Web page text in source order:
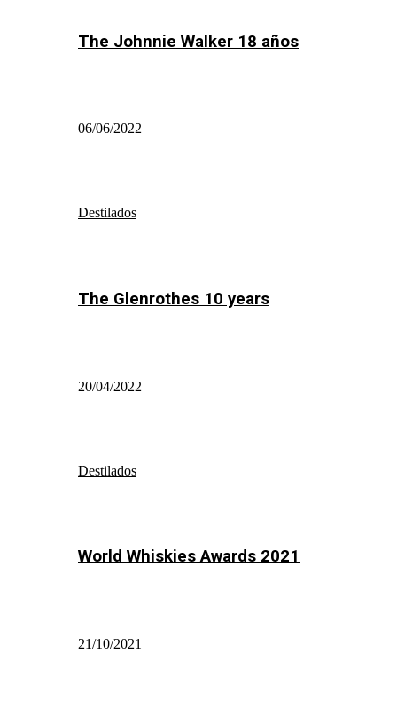
The Johnnie Walker 18 años
06/06/2022
Destilados
The Glenrothes 10 years
20/04/2022
Destilados
World Whiskies Awards 2021
21/10/2021